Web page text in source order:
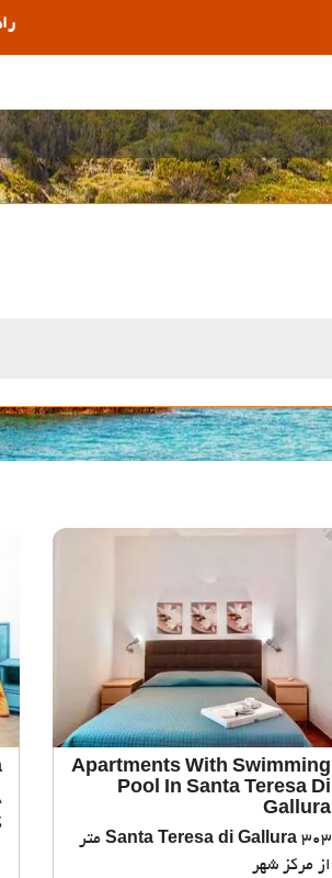
Apartments With Swimming
Pool In Santa Teresa Di
Gallura
Santa Teresa di Gallura 303 متر
از مرکز شهر